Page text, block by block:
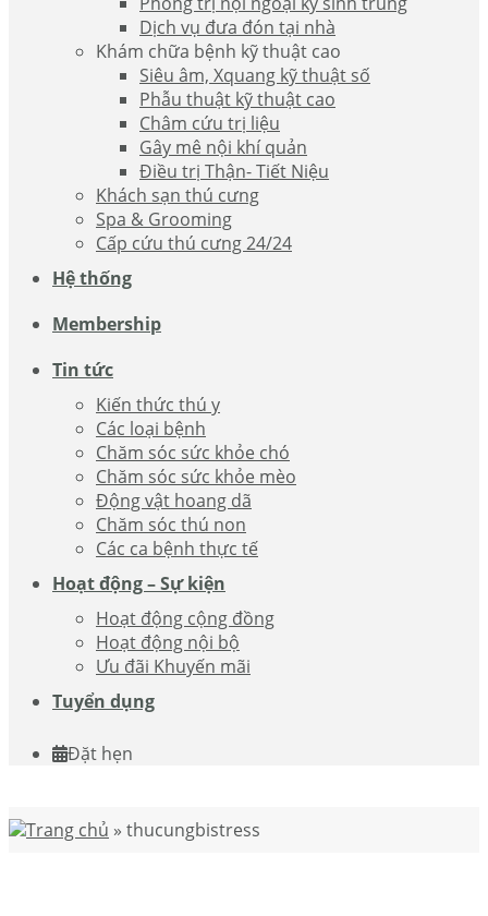
Dịch vụ đưa đón tại nhà
Khám chữa bệnh kỹ thuật cao
Siêu âm, Xquang kỹ thuật số
Phẫu thuật kỹ thuật cao
Châm cứu trị liệu
Gây mê nội khí quản
Điều trị Thận- Tiết Niệu
Khách sạn thú cưng
Spa & Grooming
Cấp cứu thú cưng 24/24
Hệ thống
Membership
Tin tức
Kiến thức thú y
Các loại bệnh
Chăm sóc sức khỏe chó
Chăm sóc sức khỏe mèo
Động vật hoang dã
Chăm sóc thú non
Các ca bệnh thực tế
Hoạt động – Sự kiện
Hoạt động cộng đồng
Hoạt động nội bộ
Ưu đãi Khuyến mãi
Tuyển dụng
Đặt hẹn
Trang chủ » thucungbistress